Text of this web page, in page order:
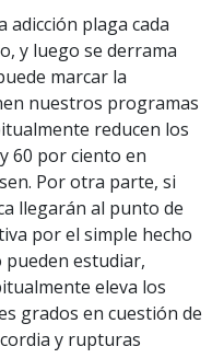
adicción plaga cada
y luego se derrama
marcar la
nuestros programas
reducen los
60 por ciento en
Por otra parte, si
llegarán al punto de
por el simple hecho
estudiar,
eleva los
grados en cuestión de
y rupturas